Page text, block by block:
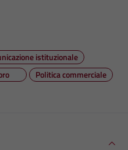
istituzionale
Politica commerciale